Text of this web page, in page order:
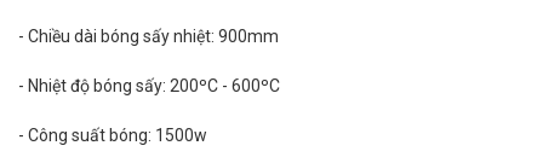
- Chiều dài bóng sấy nhiệt: 900mm
- Nhiệt độ bóng sấy: 200ºC - 600ºC
- Công suất bóng: 1500w